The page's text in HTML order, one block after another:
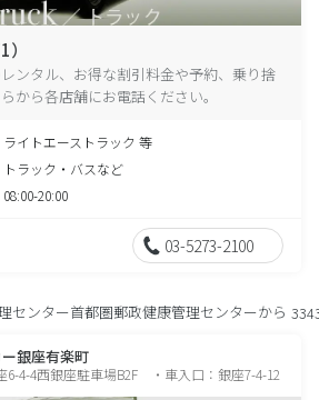
ンタル、お得な割引料金や予約、乗り捨
から各店舗にお電話ください。
ライトエーストラック 等
トラック・バスなど
08:00-20:00
03-5273-2100
センター首都圏郵政健康管理センターから
銀座有楽町
6-4-4西銀座駐車場B2F ・車入口：銀座7-4-12